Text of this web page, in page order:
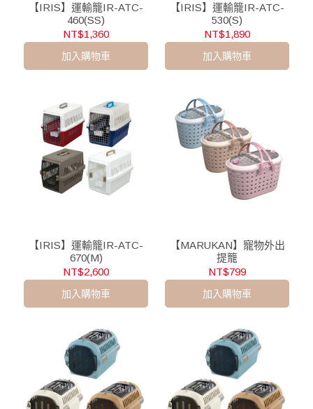
【IRIS】運輸籠IR-ATC-
460(SS)
NT$1,360
加入購物車
【IRIS】運輸籠IR-ATC-
530(S)
NT$1,890
加入購物車
【IRIS】運輸籠IR-ATC-
670(M)
NT$2,600
加入購物車
【MARUKAN】寵物外出
提籠
NT$799
加入購物車